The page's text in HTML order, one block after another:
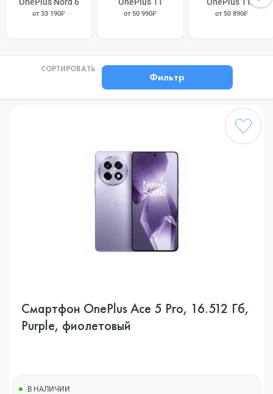
от 33 190₽ от 50 990₽ от 50 890₽
СОРТИРОВАТЬ
Фильтр
Смартфон OnePlus Ace 5 Pro, 16.512 Гб,
Purple, фиолетовый
В НАЛИЧИИ